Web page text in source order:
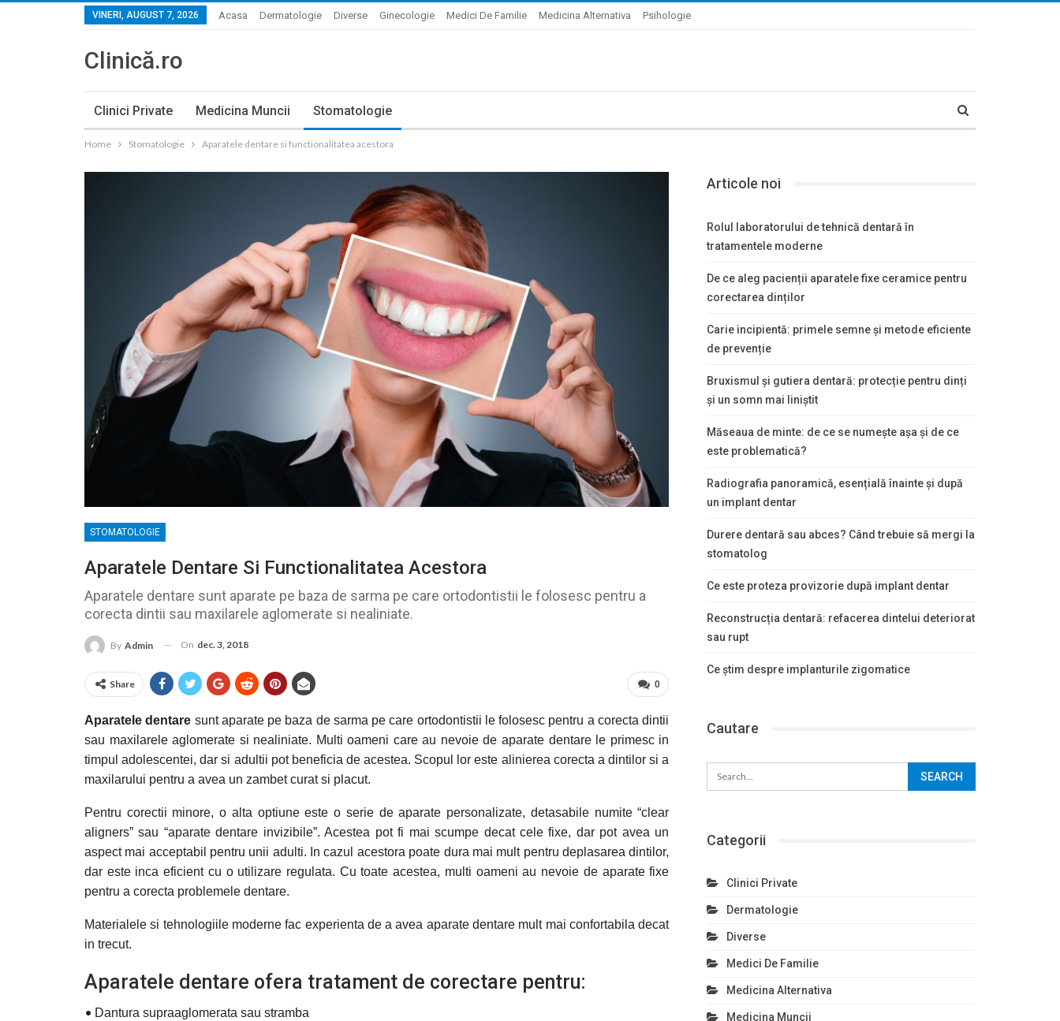
VINERI, AUGUST 7, 2026 Acasa Dermatologie Diverse Ginecologie Medici De Familie Medicina Alternativa Psihologie
Clinică.ro
Clinici Private Medicina Muncii Stomatologie
Home Stomatologie Aparatele dentare si functionalitatea acestora
STOMATOLOGIE
Aparatele Dentare Si Functionalitatea Acestora
Aparatele dentare sunt aparate pe baza de sarma pe care ortodontistii le folosesc pentru a
corecta dintii sau maxilarele aglomerate si nealiniate.
By Admin On dec. 3, 2018
0
Share
Aparatele dentare sunt aparate pe baza de sarma pe care ortodontistii le folosesc pentru a corecta dintii
sau maxilarele aglomerate si nealiniate. Multi oameni care au nevoie de aparate dentare le primesc in
timpul adolescentei, dar si adultii pot beneficia de acestea. Scopul lor este alinierea corecta a dintilor si a
maxilarului pentru a avea un zambet curat si placut.
Pentru corectii minore, o alta optiune este o serie de aparate personalizate, detasabile numite “clear
aligners” sau “aparate dentare invizibile”. Acestea pot fi mai scumpe decat cele fixe, dar pot avea un
aspect mai acceptabil pentru unii adulti. In cazul acestora poate dura mai mult pentru deplasarea dintilor,
dar este inca eficient cu o utilizare regulata. Cu toate acestea, multi oameni au nevoie de aparate fixe
pentru a corecta problemele dentare.
Materialele si tehnologiile moderne fac experienta de a avea aparate dentare mult mai confortabila decat
in trecut.
Aparatele dentare ofera tratament de corectare pentru:
• Dantura supraaglomerata sau stramba
Articole noi
Rolul laboratorului de tehnică dentară în
tratamentele moderne
De ce aleg pacienții aparatele fixe ceramice pentru
corectarea dinților
Carie incipientă: primele semne și metode eficiente
de prevenție
Bruxismul și gutiera dentară: protecție pentru dinți
și un somn mai liniștit
Măseaua de minte: de ce se numește așa și de ce
este problematică?
Radiografia panoramică, esențială înainte și după
un implant dentar
Durere dentară sau abces? Când trebuie să mergi la
stomatolog
Ce este proteza provizorie după implant dentar
Reconstrucția dentară: refacerea dintelui deteriorat
sau rupt
Ce știm despre implanturile zigomatice
Cautare
Categorii
Clinici Private
Dermatologie
Diverse
Medici De Familie
Medicina Alternativa
Medicina Muncii